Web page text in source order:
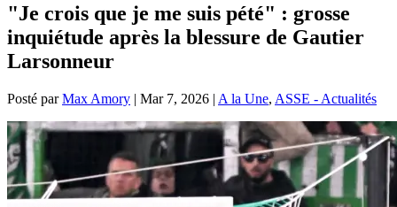
"Je crois que je me suis pété" : grosse
inquiétude après la blessure de Gautier
Larsonneur
Posté parMax Amory | Mar 7, 2026 | A la Une, ASSE - Actualités